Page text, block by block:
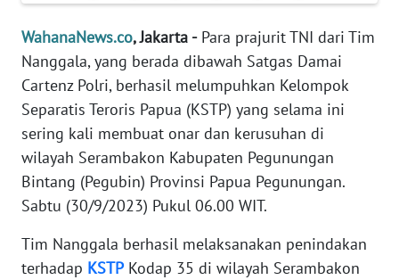
WahanaNews.co, Jakarta -Para prajurit TNI dari Tim
Nanggala, yang berada dibawah Satgas Damai
Cartenz Polri, berhasil melumpuhkan Kelompok
Separatis Teroris Papua (KSTP) yang selama ini
sering kali membuat onar dan kerusuhan di
wilayah Serambakon Kabupaten Pegunungan
Bintang (Pegubin) Provinsi Papua Pegunungan.
Sabtu (30/9/2023) Pukul 06.00 WIT.
Tim Nanggala berhasil melaksanakan penindakan
terhadap KSTPKodap 35 di wilayah Serambakon
KONTAK
KAMI
INFO
IKLAN
TENTANG
KAMI
MEDIA
SIBER